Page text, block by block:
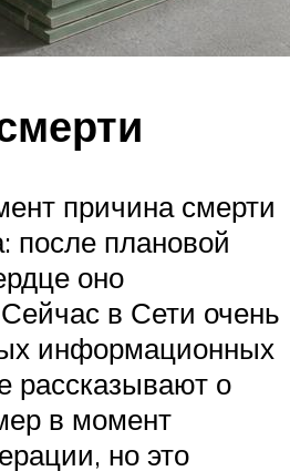
причина смерти
после плановой
оно
в Сети очень
информационных
рассказывают о
в момент
но это